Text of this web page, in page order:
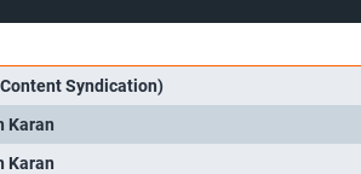
Syndication)
Karan
Karan